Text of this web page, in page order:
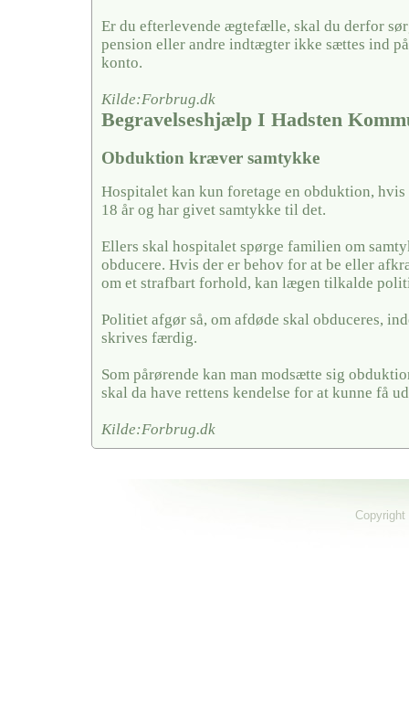
Er du efterlevende ægtefælle, skal du derfor
pension eller andre indtægter ikke sættes ind
konto.
Kilde:Forbrug.dk
Begravelseshjælp I Hadsten
Obduktion kræver samtykke
Hospitalet kan kun foretage en obduktion,
18 år og har givet samtykke til det.
Ellers skal hospitalet spørge familien om
obducere. Hvis der er behov for at be eller
om et strafbart forhold, kan lægen tilkalde
Politiet afgør så, om afdøde skal obduceres,
skrives færdig.
Som pårørende kan man modsætte sig
skal da have rettens kendelse for at kunne få
Kilde:Forbrug.dk